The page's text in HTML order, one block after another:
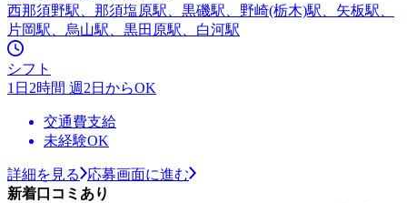
西那須野駅、那須塩原駅、黒磯駅、野崎(栃木)駅、矢板駅、
片岡駅、烏山駅、黒田原駅、白河駅
シフト
1日2時間 週2日からOK
交通費支給
未経験OK
詳細を見る
応募画面に進む
新着口コミあり